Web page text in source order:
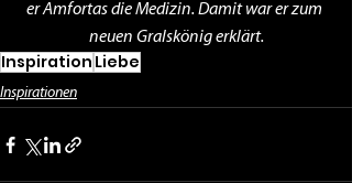
er Amfortas die Medizin. Damit war er zum
neuen Gralskönig erklärt.
Inspiration Liebe
Inspirationen